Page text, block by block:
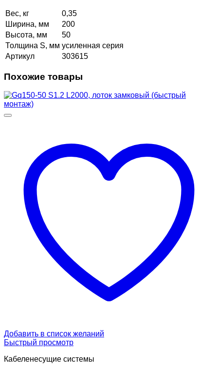
Вес, кг
0,35
Ширина, мм
200
Высота, мм
50
Толщина S, мм усиленная серия
Артикул
303615
Похожие товары
Добавить в список желаний
Быстрый просмотр
Кабеленесущие системы